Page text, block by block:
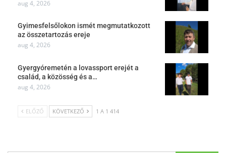
aug 4, 2026
Gyimesfelsőlokon ismét megmutatkozott
az összetartozás ereje
aug 4, 2026
Gyergyóremetén a lovassport erejét a
család, a közösség és a…
aug 4, 2026
ELŐZŐ KÖVETKEZŐ 1 A 1 414